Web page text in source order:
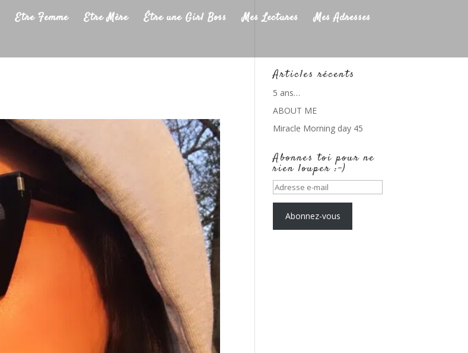
Etre Femme Etre Mère Être une Girl Boss Mes Lectures
Mes Adresses
Articles récents
5 ans…
ABOUT ME
Miracle Morning day 45
Abonnes toi pour ne
rien louper :-)
Adresse
e-
mailAbonnez-vous